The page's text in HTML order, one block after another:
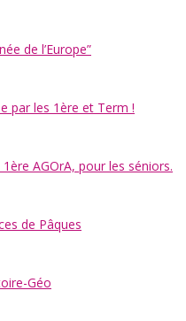
de l’Europe”
par les 1ère et Term !
AGOrA, pour les séniors.
de Pâques
Géo